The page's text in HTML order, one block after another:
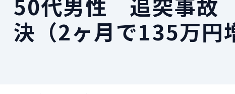
決（2ヶ月で135万円